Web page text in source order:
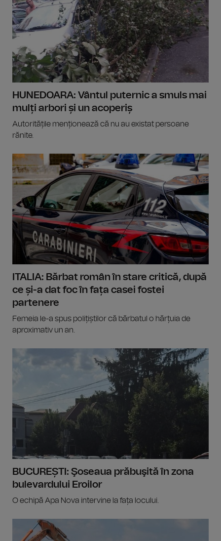
HUNEDOARA: Vântul puternic a smuls mai
mulți arbori și un acoperiș
Autoritățile menționează că nu au existat persoane
rănite.
ITALIA: Bărbat român în stare critică, după
ce și-a dat foc în fața casei fostei
partenere
Femeia le-a spus polițiștilor că bărbatul o hărțuia de
aproximativ un an.
BUCUREȘTI: Şoseaua prăbuşită în zona
bulevardului Eroilor
O echipă Apa Nova intervine la fața locului.